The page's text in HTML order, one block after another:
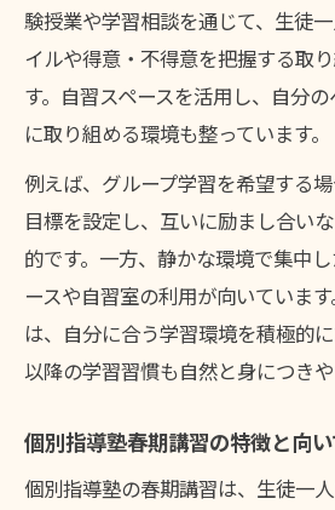
験授業や学習相談を通じて、生徒
イルや得意・不得意を把握する取
す。自習スペースを活用し、自分
に取り組める環境も整っています。
例えば、グループ学習を希望する
目標を設定し、互いに励まし合い
的です。一方、静かな環境で集中
ースや自習室の利用が向いていま
は、自分に合う学習環境を積極的
以降の学習習慣も自然と身につきや
個別指導塾春期講習の特徴と向
個別指導塾の春期講習は、生徒一